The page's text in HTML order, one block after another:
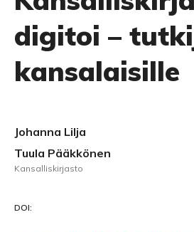
digitoi –
kansalaisille
Johanna Lilja
Tuula Pääkkönen
Kansalliskirjasto
DOI: